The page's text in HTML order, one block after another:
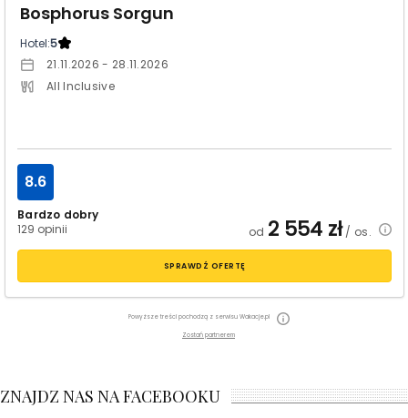
Bosphorus Sorgun
Hotel:5
21.11.2026 - 28.11.2026
All Inclusive
Bardzo dobry
129 opinii
8.6
od 2 554 zł/ os.
SPRAWDŹ OFERTĘ
Powyższe treści pochodzą z serwisu Wakacje.pl
Zostań partnerem
ZNAJDZ NAS NA FACEBOOKU